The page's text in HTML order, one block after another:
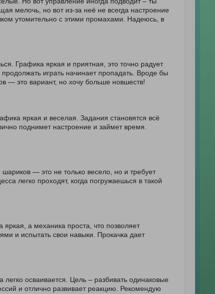
мелочь, но вот из-за неё не всегда настроение
утомительно с этими промахами. Надеюсь, в
Графика яркая и приятная, это точно радует
играть начинает пропадать. Вроде бы
— это вариант, но хочу больше новшеств!
яркая и веселая. Задания становятся всё
поднимет настроение и займет время.
— это не только весело, но и требует
легко проходят, когда погружаешься в такой
а механика проста, что позволяет
и испытать свои навыки. Прокачка дает
осваивается. Цель – разбивать одинаковые
и отлично развивает реакцию. Рекомендую